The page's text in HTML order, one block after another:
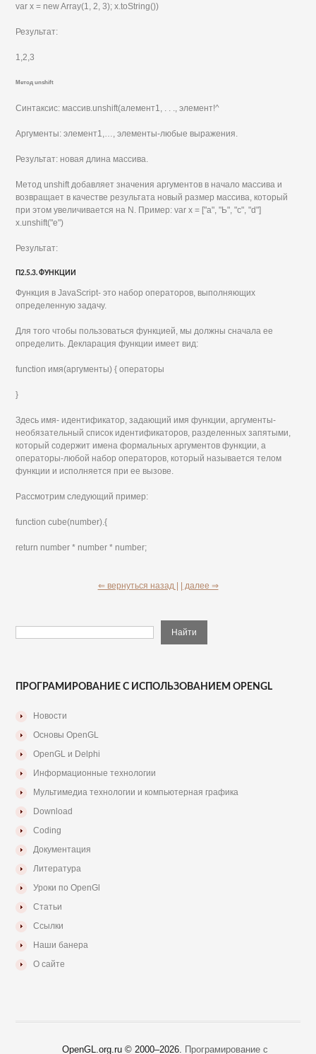
var х = new Array(1, 2, 3); х.toString())
Результат:
1,2,3
Метод unshift
Синтаксис: массив.unshift(алемент1, . . ., элемент!^
Аргументы: элемент1,…, элементы-любые выражения.
Результат: новая длина массива.
Метод unshift добавляет значения аргументов в начало массива и
возвращает в качестве результата новый размер массива, который
при этом увеличивается на N. Пример: var х = ["а", "Ь", "с", "d"]
х.unshift("е")
Результат:
П2.5.3. ФУНКЦИИ
Функция в JavaScript- это набор операторов, выполняющих
определенную задачу.
Для того чтобы пользоваться функцией, мы должны сначала ее
определить. Декларация функции имеет вид:
function имя(аргументы) { операторы
}
Здесь имя- идентификатор, задающий имя функции, аргументы-
необязательный список идентификаторов, разделенных запятыми,
который содержит имена формальных аргументов функции, а
операторы-любой набор операторов, который называется телом
функции и исполняется при ее вызове.
Рассмотрим следующий пример:
function cube(number).{
return number * number * number;
⇐ вернуться назад | | далее ⇒
ПРОГРАМИРОВАНИЕ С ИСПОЛЬЗОВАНИЕМ OPENGL
Новости
Основы OpenGL
OpenGL и Delphi
Информационные технологии
Мультимедиа технологии и компьютерная графика
Download
Coding
Документация
Литература
Уроки по OpenGl
Статьи
Ссылки
Наши банера
О сайте
OpenGL.org.ru © 2000–2026. Програмирование с